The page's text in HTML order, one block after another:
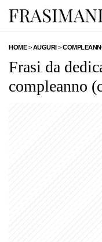
HOME>AUGURI>
Frasi da
compleanno